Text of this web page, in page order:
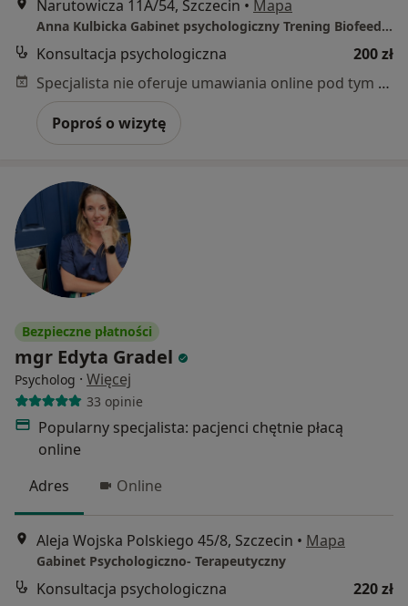
Narutowicza 11A/54, Szczecin • Mapa
Anna Kulbicka Gabinet psychologiczny Trening Biofeedback
Konsultacja psychologiczna
200 zł
Specjalista nie oferuje umawiania online pod tym adresem.
Poproś o wizytę
Bezpieczne płatności
mgr Edyta Gradel
Psycholog · Więcej
33 opinie
Popularny specjalista: pacjenci chętnie płacą
online
Adres
Online
Aleja Wojska Polskiego 45/8, Szczecin • Mapa
Gabinet Psychologiczno- Terapeutyczny
Konsultacja psychologiczna
220 zł